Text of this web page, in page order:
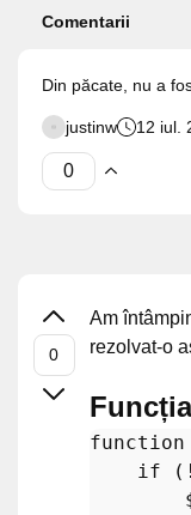
Comentarii
Din păcate, nu a
justinw 12 iul.
Am
rezolvat-o
function
if (!